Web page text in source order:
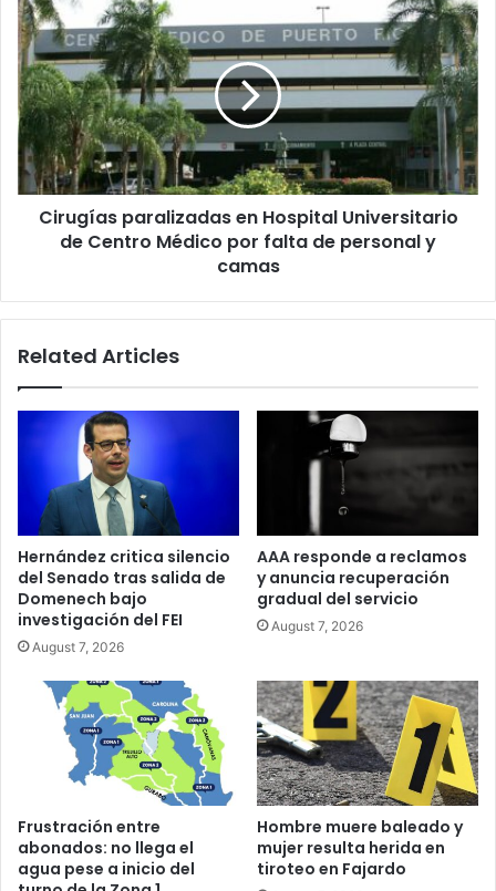
Cirugías
paralizadas
en
Hospital
Universitario
de
Centro
Médico
por
falta
camas
Cirugías paralizadas en Hospital Universitario
de Centro Médico por falta de personal y
camas
Related Articles
Hernández critica silencio
del Senado tras salida de
Domenech bajo
investigación del FEI
August 7, 2026
AAA responde a reclamos
y anuncia recuperación
gradual del servicio
August 7, 2026
Frustración entre
abonados: no llega el
agua pese a inicio del
Hombre muere baleado y
mujer resulta herida en
tiroteo en Fajardo